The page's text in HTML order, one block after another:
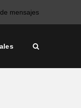
mensajes